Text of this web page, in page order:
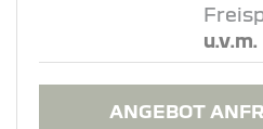
u.v.m.
ANGEBOT